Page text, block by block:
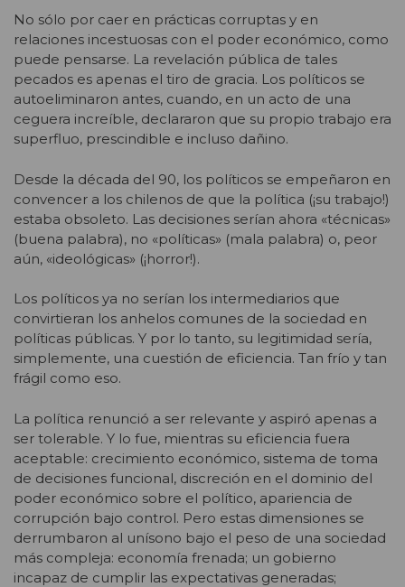
No sólo por caer en prácticas corruptas y en
relaciones incestuosas con el poder económico, como
puede pensarse. La revelación pública de tales
pecados es apenas el tiro de gracia. Los políticos se
autoeliminaron antes, cuando, en un acto de una
ceguera increíble, declararon que su propio trabajo era
superfluo, prescindible e incluso dañino.
Desde la década del 90, los políticos se empeñaron en
convencer a los chilenos de que la política (¡su trabajo!)
estaba obsoleto. Las decisiones serían ahora «técnicas»
(buena palabra), no «políticas» (mala palabra) o, peor
aún, «ideológicas» (¡horror!).
Los políticos ya no serían los intermediarios que
convirtieran los anhelos comunes de la sociedad en
políticas públicas. Y por lo tanto, su legitimidad sería,
simplemente, una cuestión de eficiencia. Tan frío y tan
frágil como eso.
La política renunció a ser relevante y aspiró apenas a
ser tolerable. Y lo fue, mientras su eficiencia fuera
aceptable: crecimiento económico, sistema de toma
de decisiones funcional, discreción en el dominio del
poder económico sobre el político, apariencia de
corrupción bajo control. Pero estas dimensiones se
derrumbaron al unísono bajo el peso de una sociedad
más compleja: economía frenada; un gobierno
incapaz de cumplir las expectativas generadas;